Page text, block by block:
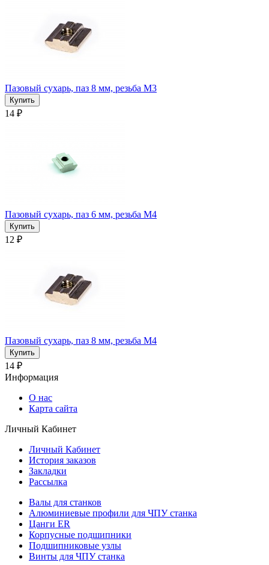
Пазовый сухарь, паз 8 мм, резьба М3
14 ₽
Пазовый сухарь, паз 6 мм, резьба М4
12 ₽
Пазовый сухарь, паз 8 мм, резьба М4
14 ₽
Информация
О нас
Карта сайта
Личный Кабинет
Личный Кабинет
История заказов
Закладки
Рассылка
Валы для станков
Алюминиевые профили для ЧПУ станка
Цанги ER
Корпусные подшипники
Подшипниковые узлы
Винты для ЧПУ станка